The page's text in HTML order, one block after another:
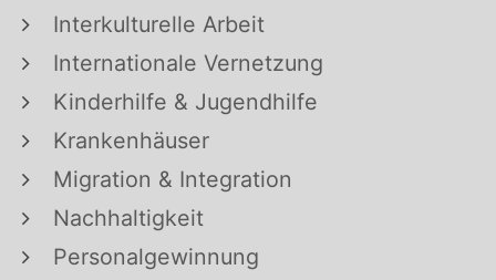
Interkulturelle Arbeit
Internationale Vernetzung
Kinderhilfe & Jugendhilfe
Krankenhäuser
Migration & Integration
Nachhaltigkeit
Personalgewinnung